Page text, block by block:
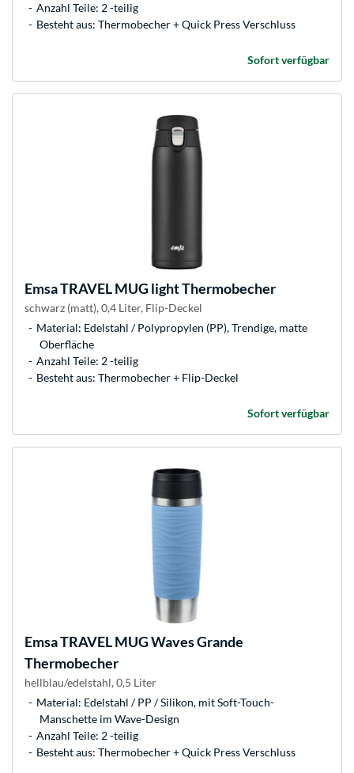
Anzahl Teile: 2 -teilig
Besteht aus: Thermobecher + Quick Press Verschluss
Sofort verfügbar
EmsaTRAVEL MUG light Thermobecher
schwarz (matt), 0,4 Liter, Flip-Deckel
Material: Edelstahl / Polypropylen (PP), Trendige, matte
Oberfläche
Anzahl Teile: 2 -teilig
Besteht aus: Thermobecher + Flip-Deckel
Sofort verfügbar
EmsaTRAVEL MUG Waves Grande
Thermobecher
hellblau/edelstahl, 0,5 Liter
Material: Edelstahl / PP / Silikon, mit Soft-Touch-
Manschette im Wave-Design
Anzahl Teile: 2 -teilig
Besteht aus: Thermobecher + Quick Press Verschluss